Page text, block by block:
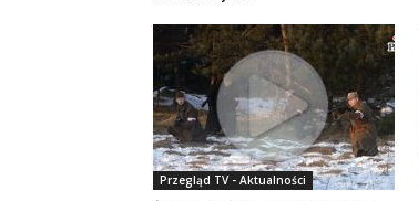
Przegląd TV - Aktualności